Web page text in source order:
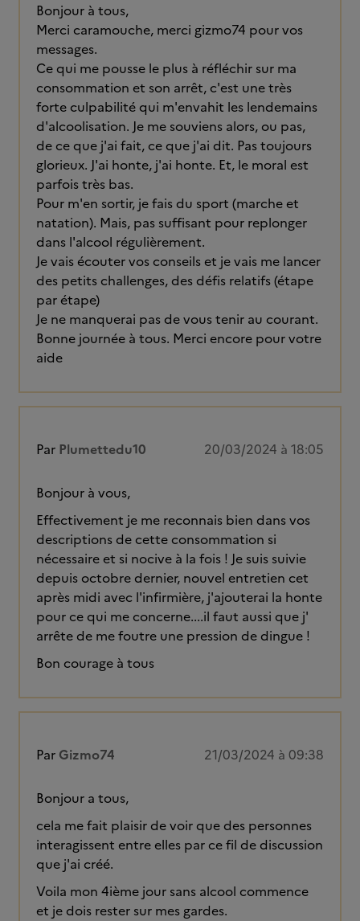
Bonjour à tous,
Merci caramouche, merci gizmo74 pour vos
messages.
Ce qui me pousse le plus à réfléchir sur ma
consommation et son arrêt, c'est une très
forte culpabilité qui m'envahit les lendemains
d'alcoolisation. Je me souviens alors, ou pas,
de ce que j'ai fait, ce que j'ai dit. Pas toujours
glorieux. J'ai honte, j'ai honte. Et, le moral est
parfois très bas.
Pour m'en sortir, je fais du sport (marche et
natation). Mais, pas suffisant pour replonger
dans l'alcool régulièrement.
Je vais écouter vos conseils et je vais me lancer
des petits challenges, des défis relatifs (étape
par étape)
Je ne manquerai pas de vous tenir au courant.
Bonne journée à tous. Merci encore pour votre
aide
Par Plumettedu10 20/03/2024 à 18:05
Bonjour à vous,
Effectivement je me reconnais bien dans vos
descriptions de cette consommation si
nécessaire et si nocive à la fois ! Je suis suivie
depuis octobre dernier, nouvel entretien cet
après midi avec l'infirmière, j'ajouterai la honte
pour ce qui me concerne....il faut aussi que j'
arrête de me foutre une pression de dingue !
Bon courage à tous
Par Gizmo74 21/03/2024 à 09:38
Bonjour a tous,
cela me fait plaisir de voir que des personnes
interagissent entre elles par ce fil de discussion
que j'ai créé.
Voila mon 4ième jour sans alcool commence
et je dois rester sur mes gardes.